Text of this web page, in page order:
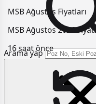
Arama yap
MSB Ağustos Fiyatları
MSB Ağustos 2026
16 saat önce